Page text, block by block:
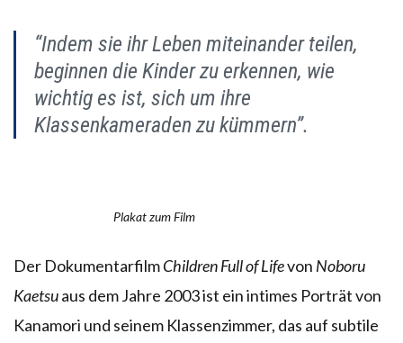
“Indem sie ihr Leben miteinander teilen,
beginnen die Kinder zu erkennen, wie
wichtig es ist, sich um ihre
Klassenkameraden zu kümmern”.
Plakat zum Film
Der DokumentarfilmChildren Full of Lifevon Noboru
Kaetsuaus dem Jahre 2003 ist ein intimes Porträt von
Kanamori und seinem Klassenzimmer, das auf subtile